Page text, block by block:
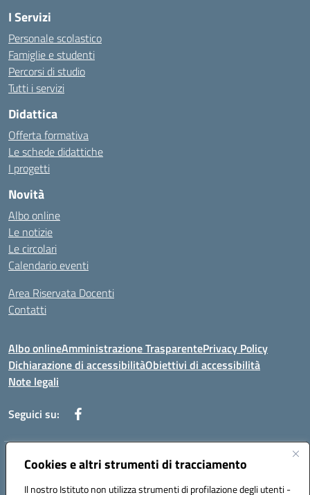
Cookies e altri strumenti di tracciamento
Il nostro Istituto non utilizza strumenti di profilazione degli utenti -
I Servizi
Personale scolastico
Famiglie e studenti
Percorsi di studio
Tutti i servizi
Didattica
Offerta formativa
Le schede didattiche
I progetti
Novità
Albo online
Le notizie
Le circolari
Calendario eventi
Area Riservata Docenti
Contatti
Albo onlineAmministrazione TrasparentePrivacy Policy
Dichiarazione di accessibilitàObiettivi di accessibilità
Note legali
Seguici su:
Indirizzo:Via Rimembranza,33 – 81020 Casapulla (CE)
Posta elettronica certificata (PEC):ceic82800v@pec.istruzione.it